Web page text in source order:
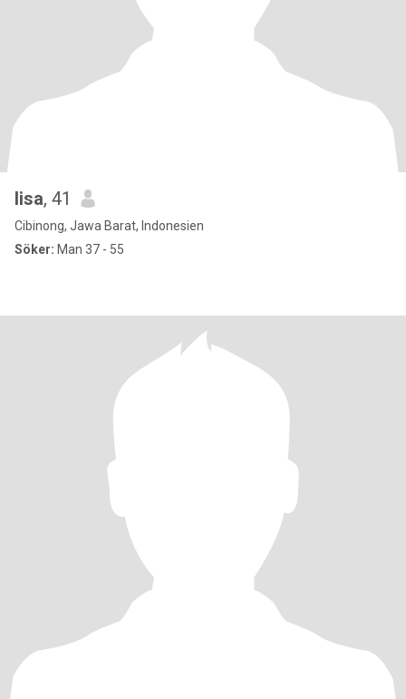
lisa, 41
Cibinong, Jawa Barat, Indonesien
Söker: Man 37 - 55